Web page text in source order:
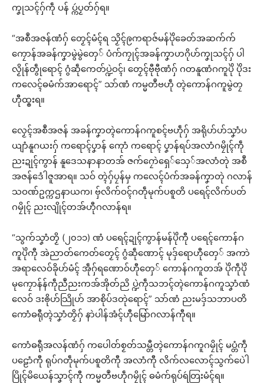
ကၞုသၚ်ဂှ်ကဵု ပန် ပ္ကဴပၟတ်ဂှ်ရ။
“အစဳအဇန်ဏံဂှ် တၟေၚ်မံၚ်ရ သၟိၚ်ဨကရာဇ်မန်ပိုဲခေတ်အဆက်က်
ကၠောန်အခန်ကၞာမွဲမွဲတှေ် ပံက်ကၠုၚ်အခန်ကၞာဟဂိုဟ်ကၞုသၚ်ဂှ် ပါ
လၟိုန်တွဵုရောၚ် ဂွံဆဵုကေတ်ပ္ဍဲဝၚ်၊ တၟေၚ်ဗီုဗီုဏံဂှ် ဂတနူဏံဂကူပိုဲ ပိုဲဒး
ကလေၚ်ဓမံက်အာရောၚ်” သာ်ဏံ ကမ္မတဳဗဟဵု တ္ၚဲကောန်ဂကူမွဲတၠ
ဟီုထ္ၜးရ။
လၟေၚ်အစဳအဇန် အခန်ကၞာတ္ၚဲကောန်ဂကူစၚ်ဗဟဵုဂှ် အရိုဟ်ဟ်သၞာံပ
ယျာံနူဂယးဂှ် ကရောၚ်ပၞာန် ကေုာံ ကရောၚ် ပၞာန်ရပ်အလာံဂမၠိုၚ်ကဵု
ညးဍုၚ်ကွာန် နူဒေသနာနာတအ် ဇက်ဂၠောဲရှေ်သှေ်အလာံတုဲ အစဳ
အဇန်ဒေံါဇူအာရ။ သဝ် တ္ၚဲဂှ်ပၠန်မှ ကလေၚ်ပံက်အခန်ကၞာတုဲ ဂလာန်
သဝဏ်ဥက္ကဌနာယက၊ ဗှ်လိက်ဝၚ်ဂတဵုမုက်ပစူတိ ပရေၚ်လိက်ပတ်
ဂမၠိုၚ် ညးလျိုၚ်တအ်ဟီုဂလာန်ရ။
“သွက်သၞာံတၟိ (၂၀၁၁) ဏံ ပရေၚ်ဍုၚ်ကွာန်မန်ပိုဲကီု ပရေၚ်ကောန်ဂ
ကူပိုဲကီု အဲညာတ်ကေတ်တၟေၚ် ဂွံဆဵုဏောၚ် မုဒှ်ရောဟီုတှေ် အကာဲ
အရာလေဝ်ခိုဟ်မံၚ် အဵုဂှ်ရဏောဝ်ဟီုတှေ် ကောန်ဂကူတအ် ပိုဲကဵုပိုဲ
မုကၠောန်န်ကဵုညဳညးကအ်အိုတ်ညိ ပ္ဍဲကဵုသဘၚ်တ္ၚဲကောန်ဂကူသၞာံဏံ
လေဝ် ဒးၜိုဟ်သြိုဟ် အာစိုပ်ဒတုဲရောၚ်” သာ်ဏံ ညးမဒှ်သဘာပတိ
ကောံဓရီုတ္ၚဲသၞာံတၟိဂှ် နာဲပါန်အံၚ်ဟီုမြော်ဂလာန်ကီုရ။
ကောံဓရီုအလန်ဏံဂှ် ကပေါတ်စၟတ်သမ္တီတ္ၚဲကောန်ဂကူဂမၠိုၚ် မပ္တံကဵု
ပဠောံကီု ရုပ်ဂတဵုမုက်ပစူတိကီု အလာံကီု လိက်လလောၚ်သွက်ပေဲါ
ပြိုၚ်မိယေန်သၞာၚ်ကီု ကမ္မတဳဗဟဵုဂမၠိုၚ် ဓမံက်ရုပ်ရဴတြးမံၚ်ရ။